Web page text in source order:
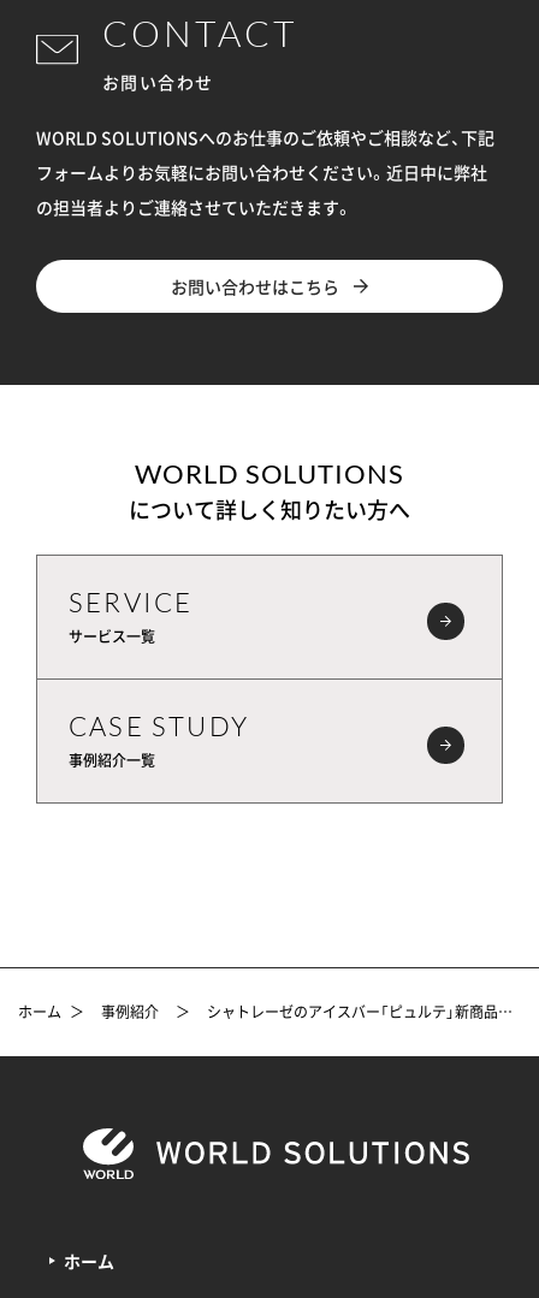
CONTACT
お問い合わせ
WORLD SOLUTIONSへのお仕事のご依頼やご相談など、下記
フォームよりお気軽にお問い合わせください。 近日中に弊社
の担当者よりご連絡させていただきます。
お問い合わせはこちら
WORLD SOLUTIONS
について詳しく知りたい方へ
SERVICE
サービス一覧
CASE STUDY
事例紹介一覧
ホーム ＞ 事例紹介 ＞ シャトレーゼのアイスバー「ピュルテ」新商品パッケージデザイン事例
ホーム